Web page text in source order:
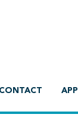
CONTACT APP